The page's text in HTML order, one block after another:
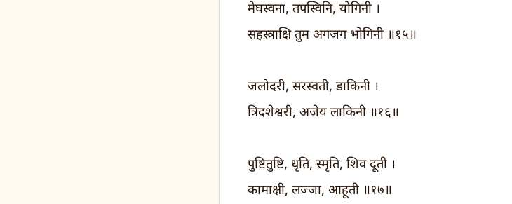
मेघस्वना, तपस्विनि, योगिनी ।
सहस्त्राक्षि तुम अगजग भोगिनी ॥१५॥
जलोदरी, सरस्वती, डाकिनी ।
त्रिदशेश्वरी, अजेय लाकिनी ॥१६॥
पुष्टितुष्टि, धृति, स्मृति, शिव दूती ।
कामाक्षी, लज्जा, आहूती ॥१७॥